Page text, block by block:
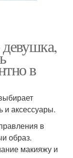
в
и аксессуары.
в
образ.
макияжу и